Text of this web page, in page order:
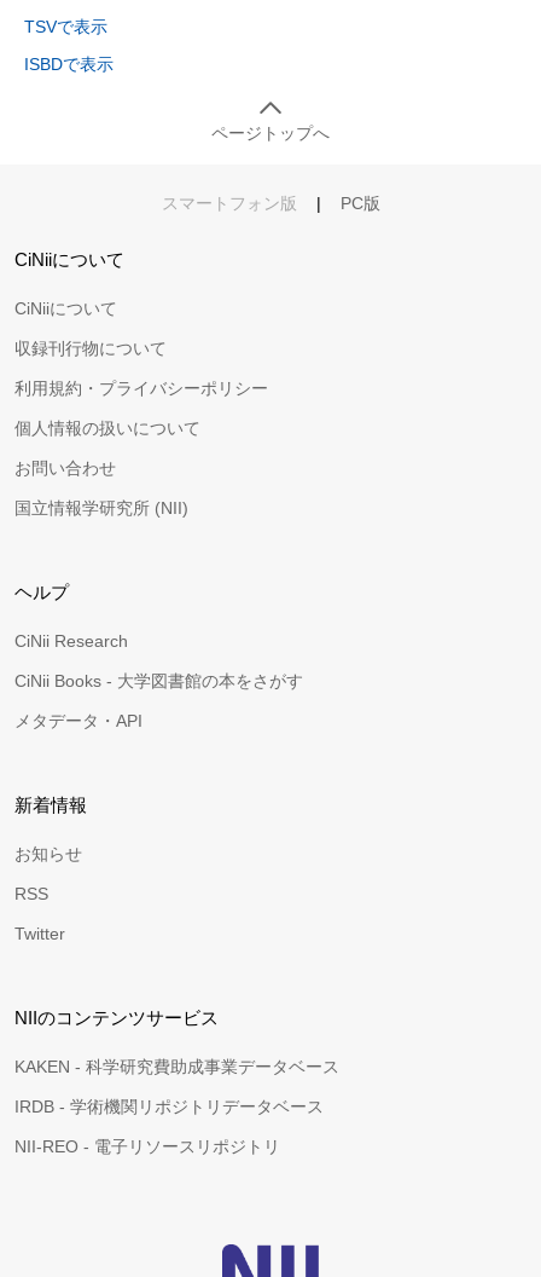
TSVで表示
ISBDで表示
ページトップへ
スマートフォン版 | PC版
CiNiiについて
CiNiiについて
収録刊行物について
利用規約・プライバシーポリシー
個人情報の扱いについて
お問い合わせ
国立情報学研究所 (NII)
ヘルプ
CiNii Research
CiNii Books - 大学図書館の本をさがす
メタデータ・API
新着情報
お知らせ
RSS
Twitter
NIIのコンテンツサービス
KAKEN - 科学研究費助成事業データベース
IRDB - 学術機関リポジトリデータベース
NII-REO - 電子リソースリポジトリ